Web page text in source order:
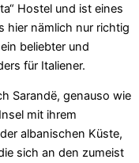
Hostel und ist eines
hier nämlich nur richtig
beliebter und
für Italiener.
Sarandë, genauso wie
mit ihrem
albanischen Küste,
sich an den zumeist